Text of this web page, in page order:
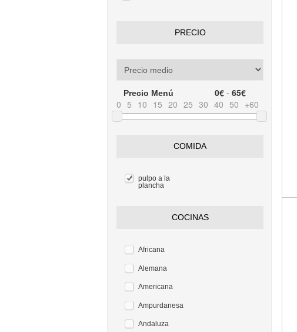
PRECIO
Precio Menú 0€ - 65€
0 5 10 15 20 25 30 40 50 +60
COMIDA
pulpo a la
plancha
COCINAS
Africana
Alemana
Americana
Ampurdanesa
Andaluza